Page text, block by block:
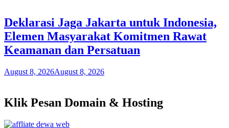
Deklarasi Jaga Jakarta untuk Indonesia,
Elemen Masyarakat Komitmen Rawat
Keamanan dan Persatuan
August 8, 2026August 8, 2026
Klik Pesan Domain & Hosting